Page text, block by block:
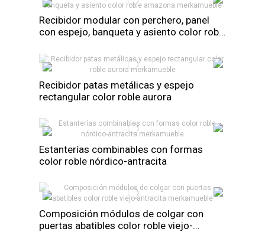
Recibidor modular con perchero, panel
con espejo, banqueta y asiento color roble
Recibidor patas metálicas y espejo
rectangular color roble aurora
Estanterías combinables con formas
color roble nórdico-antracita
Composición módulos de colgar con
puertas abatibles color roble viejo-